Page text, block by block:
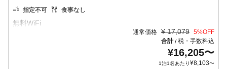
指定不可 食事なし
通常価格 ¥ 17,079 5%OFF
合計/税・手数料込
¥16,205〜
1泊1名あたり¥8,103〜